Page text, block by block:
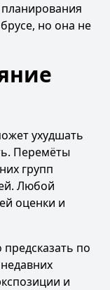
, но она не
ухудшать
Перемёты
групп
Любой
оценки и
по
и